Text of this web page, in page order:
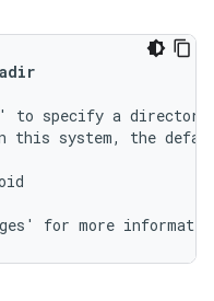
to specify a
this system, the